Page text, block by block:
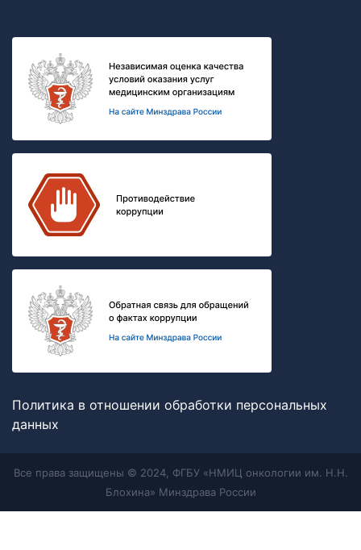
Политика в отношении обработки персональных
данных
Все права защищены © 2024, ФГБУ «НМИЦ онкологии им. Н.Н.
Блохина» Минздрава России